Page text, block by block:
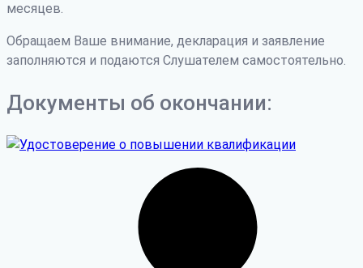
месяцев.
Обращаем Ваше внимание, декларация и заявление
заполняются и подаются Слушателем самостоятельно.
Документы об окончании: